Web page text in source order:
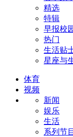
精选
特辑
早报校
热门
生活贴
星座与
体育
视频
新闻
娱乐
生活
系列节目